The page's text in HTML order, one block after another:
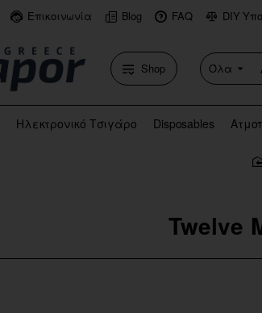
Επικοινωνία Blog FAQ DIY
Shop Όλα
Ηλεκτρονικό Τσιγάρο Disposables
Twelve